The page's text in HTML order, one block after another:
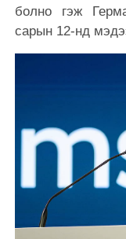
болно гэж
сарын 12-нд